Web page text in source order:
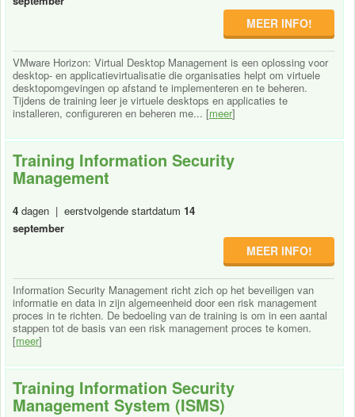
MEER INFO!
VMware Horizon: Virtual Desktop Management is een oplossing voor
desktop- en applicatievirtualisatie die organisaties helpt om virtuele
desktopomgevingen op afstand te implementeren en te beheren.
Tijdens de training leer je virtuele desktops en applicaties te
installeren, configureren en beheren me... [meer]
Training Information Security
Management
4 dagen | eerstvolgende startdatum 14
september
MEER INFO!
Information Security Management richt zich op het beveiligen van
informatie en data in zijn algemeenheid door een risk management
proces in te richten. De bedoeling van de training is om in een aantal
stappen tot de basis van een risk management proces te komen.
[meer]
Training Information Security
Management System (ISMS)